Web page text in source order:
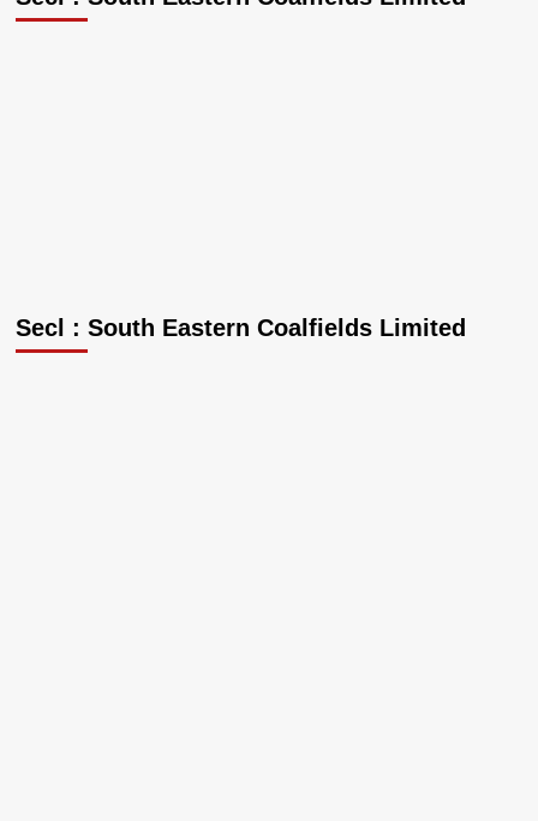
Secl : South Eastern Coalfields Limited